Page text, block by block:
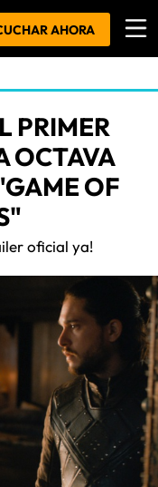
AHORA
PRIMER
OCTAVA
OF
oficial ya!